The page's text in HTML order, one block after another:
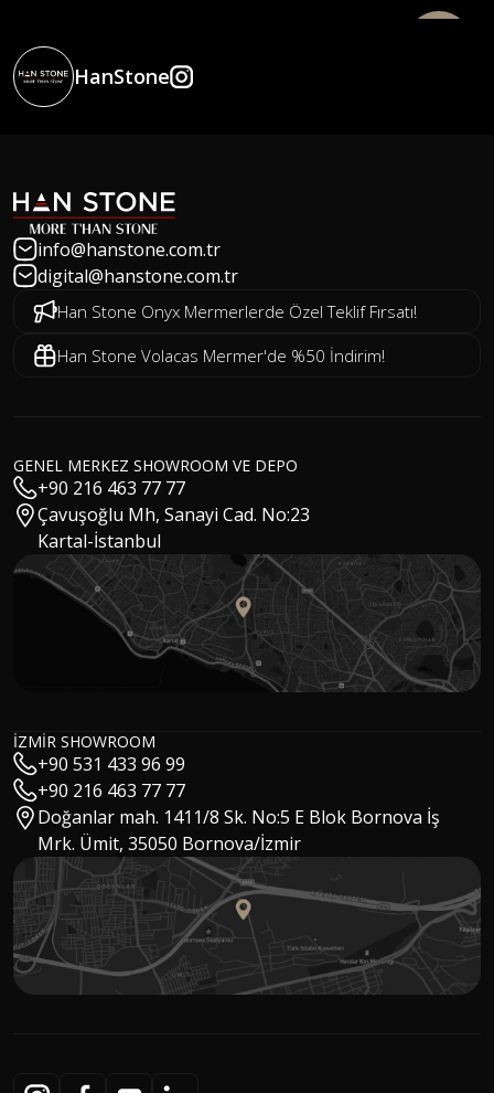
Hakan Kızıltuğ
MSc Architect / CEO
Gökhan Özay
Cansu Aydın
Digital Marketing Specialist
Eylül Solakoğlu
Interior Architect & Digital Marketing Specialist
Buket Kaya
Marketing Specialist
Ebru Köklü
Executive Assistant
Ümit Aygür
Warehouse Manager
HanStone
info@hanstone.com.tr
digital@hanstone.com.tr
Han Stone Onyx Mermerlerde Özel Teklif Fırsatı!
Han Stone Volacas Mermer'de %50 İndirim!
GENEL MERKEZ SHOWROOM VE DEPO
+90 216 463 77 77
Çavuşoğlu Mh, Sanayi Cad. No:23
Kartal-İstanbul
İZMİR SHOWROOM
+90 531 433 96 99
+90 216 463 77 77
Doğanlar mah. 1411/8 Sk. No:5 E Blok Bornova İş
Mrk. Ümit, 35050 Bornova/İzmir